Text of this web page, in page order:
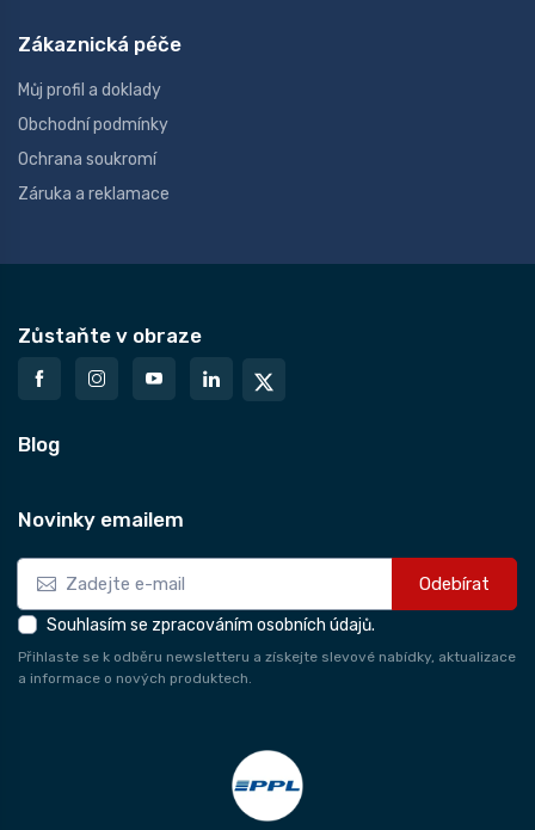
Zákaznická péče
Můj profil a doklady
Obchodní podmínky
Ochrana soukromí
Záruka a reklamace
Zůstaňte v obraze
Blog
Novinky emailem
Odebírat
Souhlasím se zpracováním osobních údajů.
Přihlaste se k odběru newsletteru a získejte slevové nabídky, aktualizace
a informace o nových produktech.